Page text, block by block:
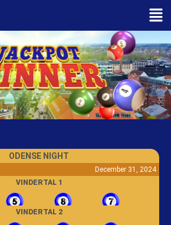
ODENSE NIGHT
December 31, 2024
VINDERTAL 1
VINDERTAL 2